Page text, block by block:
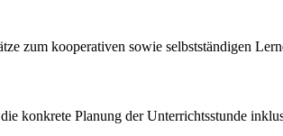
zum kooperativen sowie selbstständigen
konkrete Planung der Unterrichtsstunde